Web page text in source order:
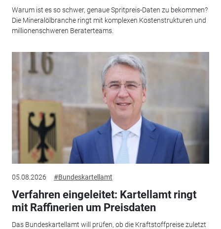
Warum ist es so schwer, genaue Spritpreis-Daten zu bekommen?
Die Mineralölbranche ringt mit komplexen Kostenstrukturen und
millionenschweren Beraterteams.
05.08.2026 #Bundeskartellamt
Verfahren eingeleitet: Kartellamt ringt
mit Raffinerien um Preisdaten
Das Bundeskartellamt will prüfen, ob die Kraftstoffpreise zuletzt